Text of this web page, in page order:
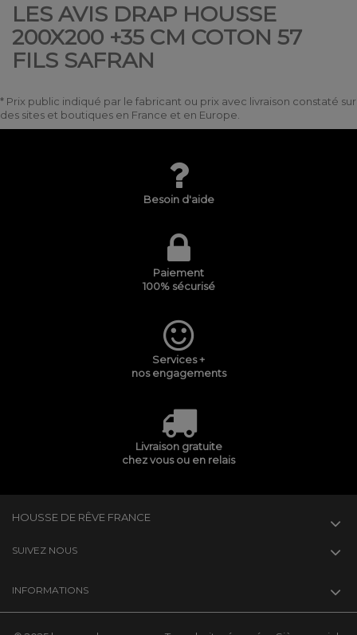
LES AVIS DRAP HOUSSE
200X200 +35 CM COTON 57
FILS SAFRAN
* Prix public indiqué par le fabricant ou prix avec livraison constaté sur
des sites et boutiques en France et en Europe.
Besoin d'aide
Paiement
100% sécurisé
Services +
nos engagements
Livraison gratuite
chez vous ou en relais
HOUSSE DE RÊVE FRANCE
SUIVEZ NOUS
INFORMATIONS